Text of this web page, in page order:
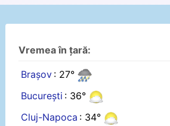
Vremea în țară:
Brașov : 27°
București : 36°
Cluj-Napoca : 34°